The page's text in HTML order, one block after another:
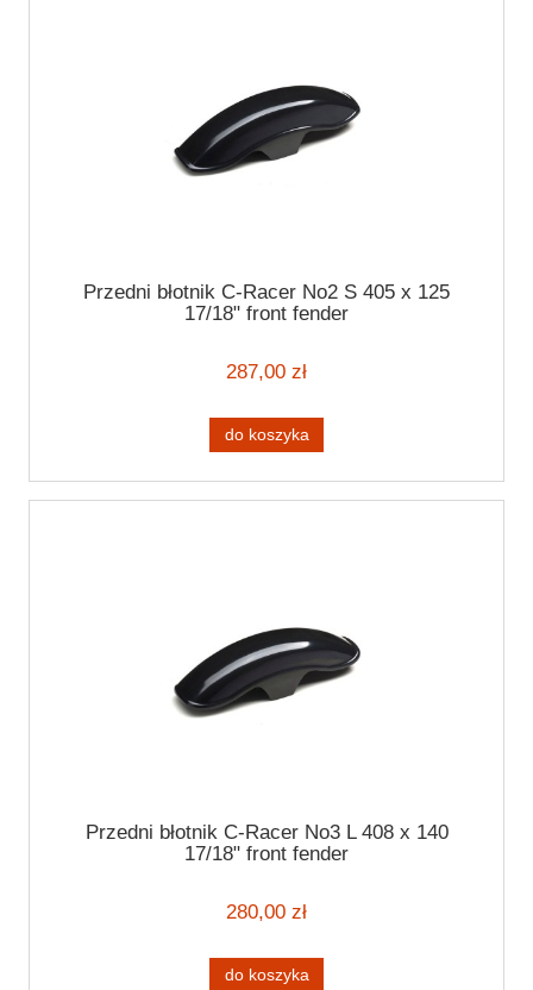
Przedni błotnik C-Racer No2 S 405 x 125
17/18" front fender
287,00 zł
do koszyka
Przedni błotnik C-Racer No3 L 408 x 140
17/18" front fender
280,00 zł
do koszyka